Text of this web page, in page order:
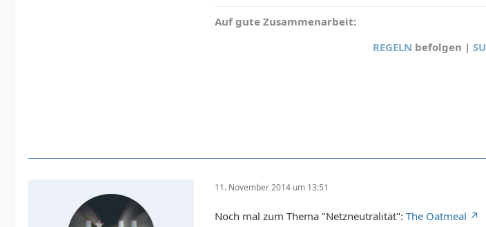
Auf gute Zusammenarbeit:
REGELN befolgen |
11. November 2014 um 13:51
Noch mal zum Thema "Netzneutralität": The Oatmeal